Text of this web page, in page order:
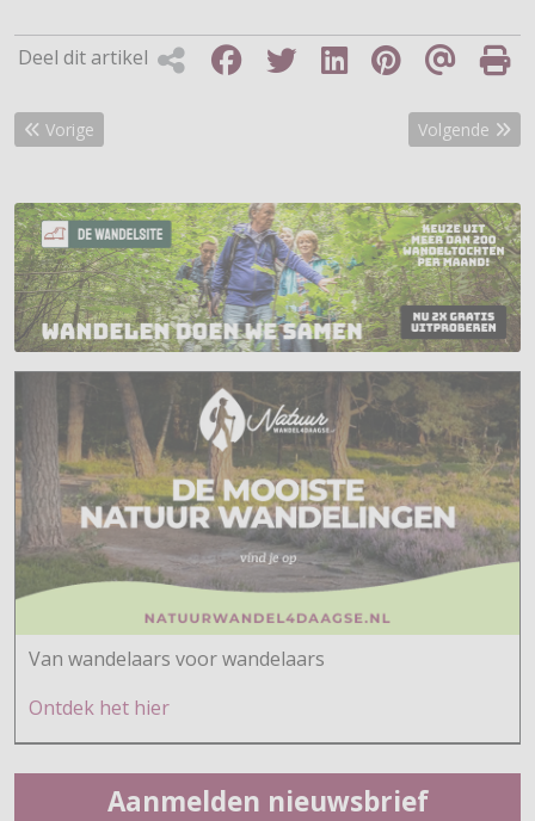
Deel dit artikel
Vorig artikel: Nieuw wandelnetwerk voor Noordwest Overijssel
Vorige Volgende
Volgende
Van wandelaars voor wandelaars
Ontdek het hier
Aanmelden nieuwsbrief